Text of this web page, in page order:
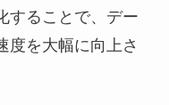
することで、デー
度を大幅に向上さ